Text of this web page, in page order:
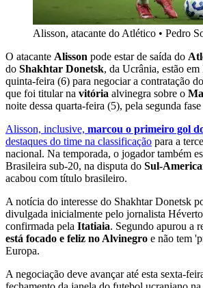
Alisson, atacante do Atlético • Pedro
O atacante Alisson pode estar de saída do
do Shakhtar Donetsk, da Ucrânia, estão
quinta-feira (6) para negociar a contratação
que foi titular na vitória alvinegra sobre o
noite dessa quarta-feira (5), pela segunda
Alisson, inclusive, marcou o primeiro gol
destaques do time na classificação para a
nacional. Na temporada, o jogador também
Brasileira sub-20, na disputa do Sul-
acabou com título brasileiro.
A notícia do interesse do Shakhtar Donetsk
divulgada inicialmente pelo jornalista
confirmada pela Itatiaia. Segundo apurou a
está focado e feliz no Alvinegro e não tem
Europa.
A negociação deve avançar até esta sexta-